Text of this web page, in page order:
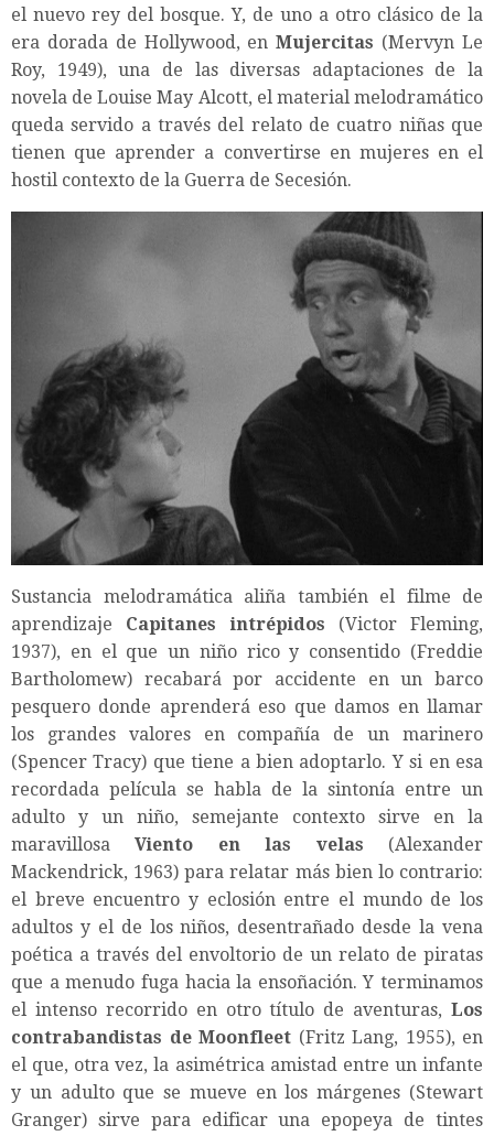
el nuevo rey del bosque. Y, de uno a otro clásico de la
era dorada de Hollywood, enMujercitas (Mervyn Le
Roy, 1949), una de las diversas adaptaciones de la
novela de Louise May Alcott, el material melodramático
queda servido a través del relato de cuatro niñas que
tienen que aprender a convertirse en mujeres en el
hostil contexto de la Guerra de Secesión.
Sustancia melodramática aliña también el filme de
aprendizaje Capitanes intrépidos (Victor Fleming,
1937), en el que un niño rico y consentido (Freddie
Bartholomew) recabará por accidente en un barco
pesquero donde aprenderá eso que damos en llamar
los grandes valores en compañía de un marinero
(Spencer Tracy) que tiene a bien adoptarlo. Y si en esa
recordada película se habla de la sintonía entre un
adulto y un niño, semejante contexto sirve en la
maravillosaViento en las velas (Alexander
Mackendrick, 1963) para relatar más bien lo contrario:
el breve encuentro y eclosión entre el mundo de los
adultos y el de los niños, desentrañado desde la vena
poética a través del envoltorio de un relato de piratas
que a menudo fuga hacia la ensoñación. Y terminamos
el intenso recorrido en otro título de aventuras, Los
contrabandistas de Moonfleet (Fritz Lang, 1955), en
el que, otra vez, la asimétrica amistad entre un infante
y un adulto que se mueve en los márgenes (Stewart
Granger) sirve para edificar una epopeya de tintes